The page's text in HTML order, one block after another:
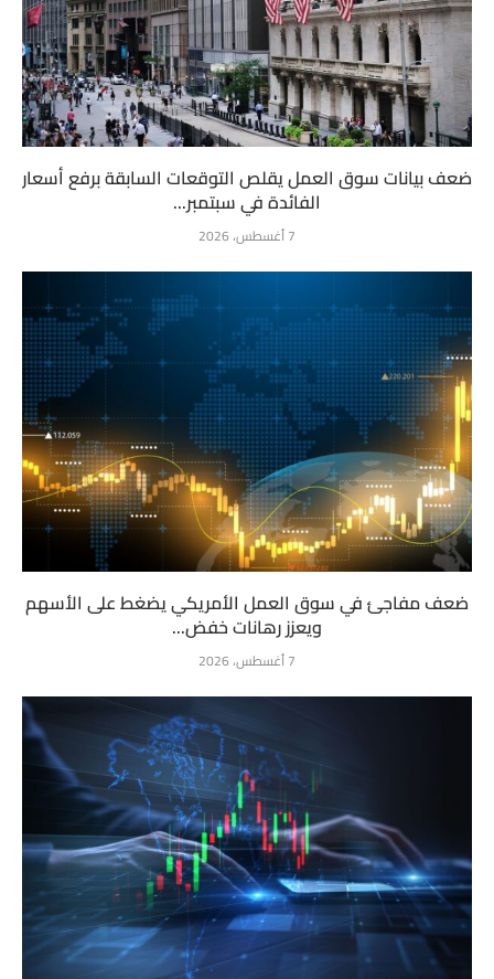
ضعف بيانات سوق العمل يقلص التوقعات السابقة برفع أسعار
الفائدة في سبتمبر...
7 أغسطس، 2026
ضعف مفاجئ في سوق العمل الأمريكي يضغط على الأسهم
ويعزز رهانات خفض...
7 أغسطس، 2026